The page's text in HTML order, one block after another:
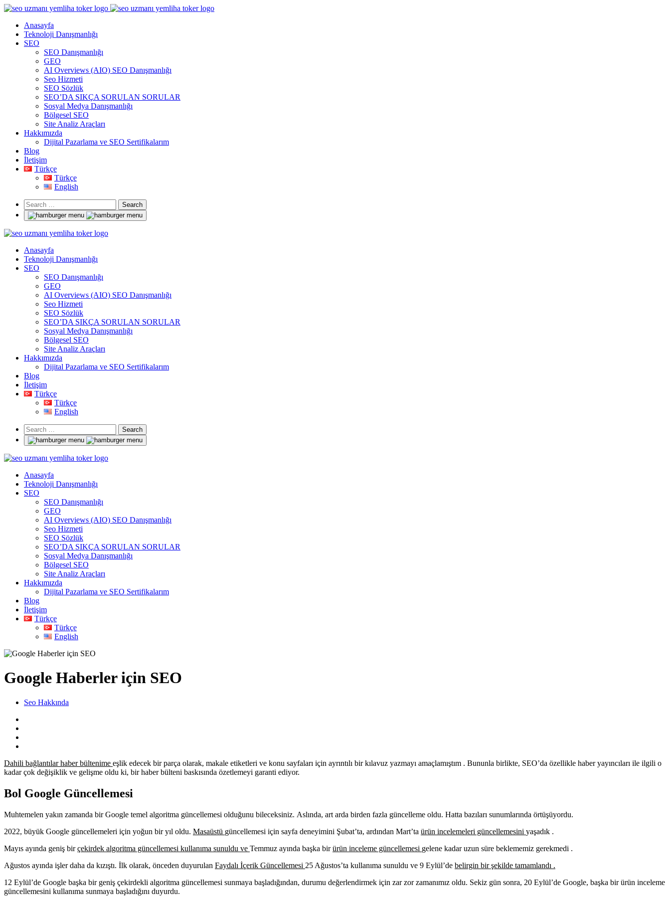
Anasayfa
Teknoloji Danışmanlığı
SEO
SEO Danışmanlığı
GEO
AI Overviews (AIO) SEO Danışmanlığı
Seo Hizmeti
SEO Sözlük
SEO’DA SIKÇA SORULAN SORULAR
Sosyal Medya Danışmanlığı
Bölgesel SEO
Site Analiz Araçları
Hakkımızda
Dijital Pazarlama ve SEO Sertifikalarım
Blog
İletişim
Türkçe
Türkçe
English
Anasayfa
Teknoloji Danışmanlığı
SEO
SEO Danışmanlığı
GEO
AI Overviews (AIO) SEO Danışmanlığı
Seo Hizmeti
SEO Sözlük
SEO’DA SIKÇA SORULAN SORULAR
Sosyal Medya Danışmanlığı
Bölgesel SEO
Site Analiz Araçları
Hakkımızda
Dijital Pazarlama ve SEO Sertifikalarım
Blog
İletişim
Türkçe
Türkçe
English
Anasayfa
Teknoloji Danışmanlığı
SEO
SEO Danışmanlığı
GEO
AI Overviews (AIO) SEO Danışmanlığı
Seo Hizmeti
SEO Sözlük
SEO’DA SIKÇA SORULAN SORULAR
Sosyal Medya Danışmanlığı
Bölgesel SEO
Site Analiz Araçları
Hakkımızda
Dijital Pazarlama ve SEO Sertifikalarım
Blog
İletişim
Türkçe
Türkçe
English
Google Haberler için SEO
Seo Hakkında
Dahili bağlantılar haber bültenime eşlik edecek bir parça olarak, makale etiketleri ve konu sayfaları için ayrıntılı bir kılavuz yazmayı amaçlamıştım . Bununla birlikte, SEO’da özellikle haber yayıncıları ile ilgili o
kadar çok değişiklik ve gelişme oldu ki, bir haber bülteni baskısında özetlemeyi garanti ediyor.
Bol Google Güncellemesi
Muhtemelen yakın zamanda bir Google temel algoritma güncellemesi olduğunu bileceksiniz. Aslında, art arda birden fazla güncelleme oldu. Hatta bazıları sunumlarında örtüşüyordu.
2022, büyük Google güncellemeleri için yoğun bir yıl oldu. Masaüstü güncellemesi için sayfa deneyimini Şubat’ta, ardından Mart’ta ürün incelemeleri güncellemesini yaşadık .
Mayıs ayında geniş birçekirdek algoritma güncellemesi kullanıma sunuldu ve Temmuz ayında başka birürün inceleme güncellemesi gelene kadar uzun süre beklememiz gerekmedi .
Ağustos ayında işler daha da kızıştı. İlk olarak, önceden duyurulan Faydalı İçerik Güncellemesi 25 Ağustos’ta kullanıma sunuldu ve 9 Eylül’de belirgin bir şekilde tamamlandı .
12 Eylül’de Google başka bir geniş çekirdekli algoritma güncellemesi sunmaya başladığından, durumu değerlendirmek için zar zor zamanımız oldu. Sekiz gün sonra, 20 Eylül’de Google, başka bir ürün inceleme
güncellemesini kullanıma sunmaya başladığını duyurdu.